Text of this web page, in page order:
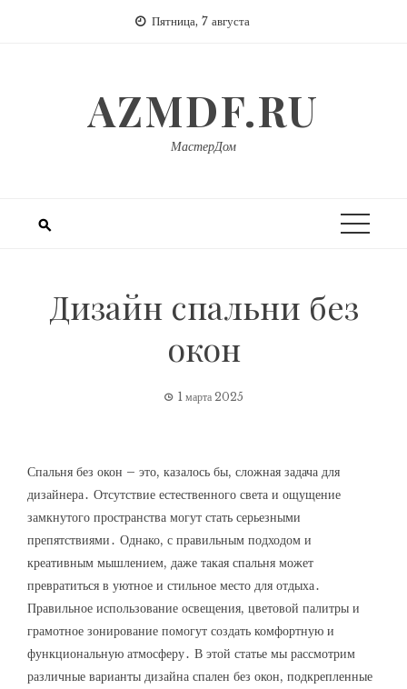
Пятница, 7 августа
AZMDF.RU
МастерДом
Дизайн спальни без
окон
1 марта 2025
Спальня без окон – это, казалось бы, сложная задача для
дизайнера․ Отсутствие естественного света и ощущение
замкнутого пространства могут стать серьезными
препятствиями․ Однако, с правильным подходом и
креативным мышлением, даже такая спальня может
превратиться в уютное и стильное место для отдыха․
Правильное использование освещения, цветовой палитры и
грамотное зонирование помогут создать комфортную и
функциональную атмосферу․ В этой статье мы рассмотрим
различные варианты дизайна спален без окон, подкрепленные